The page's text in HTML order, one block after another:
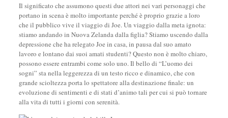
Il significato che assumono questi due attori nei vari personaggi che
portano in scena è molto importante perché è proprio grazie a loro
che il pubblico vive il viaggio di Joe. Un viaggio dalla meta ignota:
stiamo andando in Nuova Zelanda dalla figlia? Stiamo uscendo dalla
depressione che ha relegato Joe in casa, in pausa dal suo amato
lavoro e lontano dai suoi amati studenti? Questo non è molto chiaro,
possono essere entrambi come solo uno. Il bello di “L’uomo dei
sogni” sta nella leggerezza di un testo ricco e dinamico, che con
grande scioltezza porta lo spettatore alla destinazione finale: un
evoluzione di sentimenti e di stati d’animo tali per cui si può tornare
alla vita di tutti i giorni con serenità.